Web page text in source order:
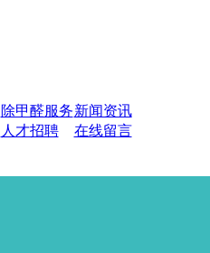
除甲醛服务新闻资讯
人才招聘
在线留言